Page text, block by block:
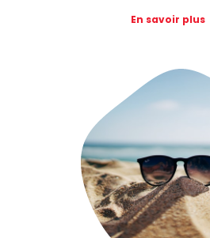
En savoir plus